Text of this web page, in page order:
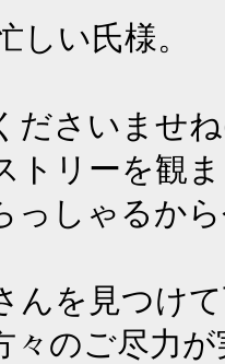
しい氏様。
ださいませ
トリーを観
っしゃるか
んを見つけ
々のご尽力